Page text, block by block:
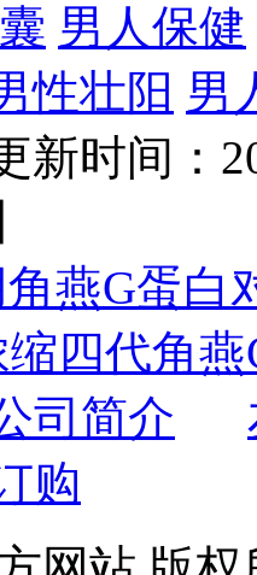
男人保健
性壮阳 男
新时间：
角燕G蛋白
四代角
司简介
购